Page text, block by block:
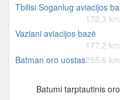
Tbilisi Soganlug aviacijos
172.3 km.
Vaziani aviacijos bazė
177.2 km.
Batman oro uostas255.6 km.
Batumi tarptautinis